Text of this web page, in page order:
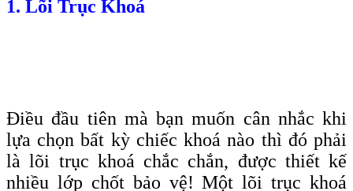
1. Lõi Trục Khoá
Điều đầu tiên mà bạn muốn cân nhắc khi
lựa chọn bất kỳ chiếc khoá nào thì đó phải
là lõi trục khoá chắc chắn, được thiết kế
nhiều lớp chốt bảo vệ! Một lõi trục khoá